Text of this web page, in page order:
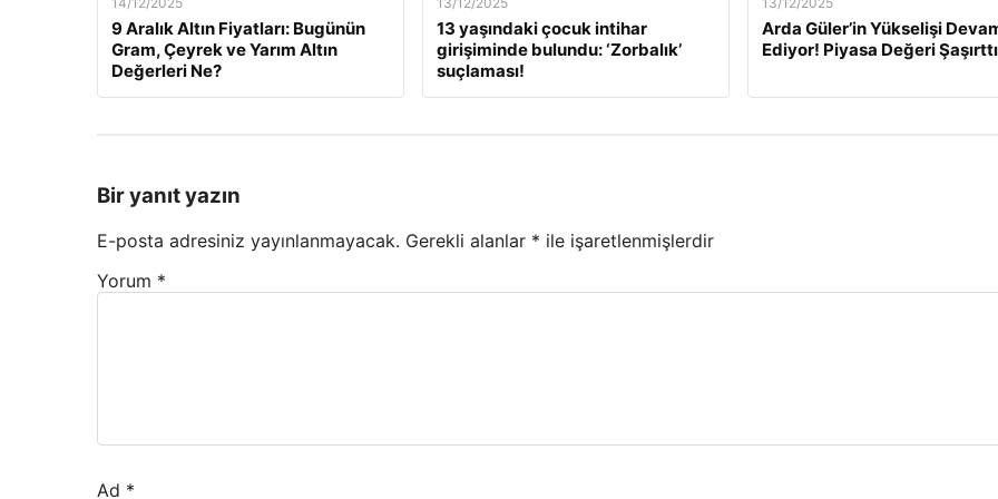
9 Aralık Altın Fiyatları: Bugünün
Gram, Çeyrek ve Yarım Altın
Değerleri Ne?
13 yaşındaki çocuk intihar
girişiminde bulundu: ‘Zorbalık’
suçlaması!
Arda Güler’in Yükselişi
Ediyor! Piyasa Değeri
Bir yanıt yazın
E-posta adresiniz yayınlanmayacak. Gerekli alanlar * ile işaretlenmişlerdir
Yorum *
Ad *